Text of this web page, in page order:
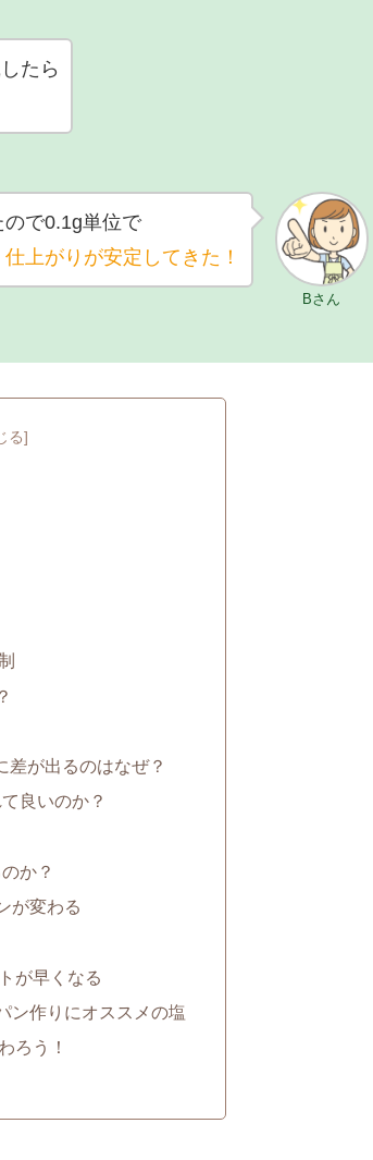
たら
Bさん
で0.1g単位で
仕上がりが安定してきた！
差が出るのはなぜ？
良いのか？
か？
が変わる
が早くなる
ン作りにオススメの塩
ろう！